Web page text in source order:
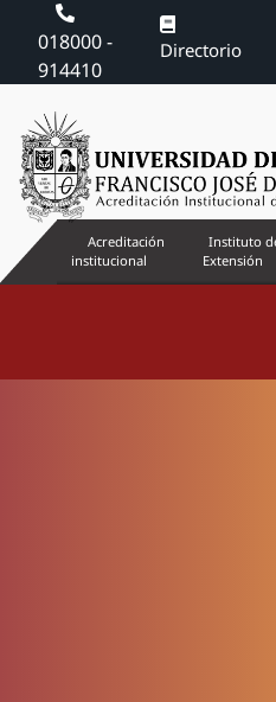
018000 -
914410
Directorio
Acreditación
institucional
Instituto
Extensión